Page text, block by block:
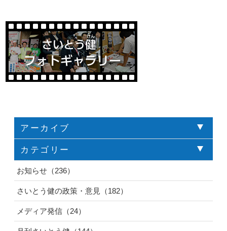
アーカイブ
カテゴリー
お知らせ（236）
さいとう健の政策・意見（182）
メディア発信（24）